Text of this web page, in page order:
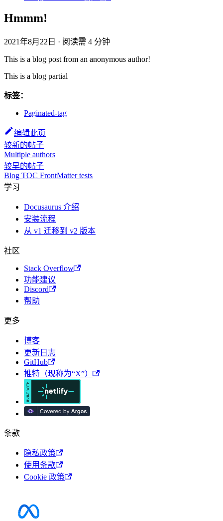
Hmmm!
2021年8月22日 · 阅读需 4 分钟
This is a blog post from an anonymous author!
This is a blog partial
标签：
Paginated-tag
编辑此页
较新的帖子
Multiple authors
较早的帖子
Blog TOC FrontMatter tests
学习
Docusaurus 介绍
安装流程
从 v1 迁移到 v2 版本
社区
Stack Overflow
功能建议
Discord
帮助
更多
博客
更新日志
GitHub
推特（现称为“X”）
条款
隐私政策
使用条款
Cookie 政策